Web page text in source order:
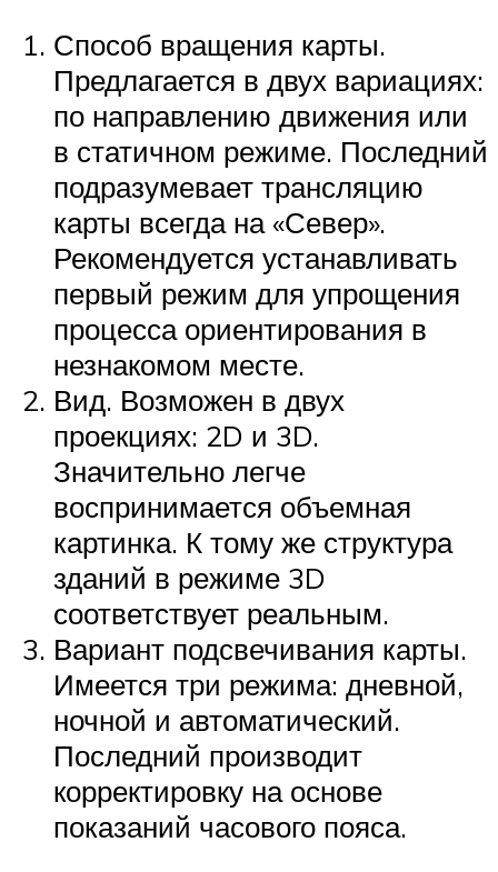
Способ вращения карты.
Предлагается в двух вариациях:
по направлению движения или
в статичном режиме. Последний
подразумевает трансляцию
карты всегда на «Север».
Рекомендуется устанавливать
первый режим для упрощения
процесса ориентирования в
незнакомом месте.
Вид. Возможен в двух
проекциях: 2D и 3D.
Значительно легче
воспринимается объемная
картинка. К тому же структура
зданий в режиме 3D
соответствует реальным.
Вариант подсвечивания карты.
Имеется три режима: дневной,
ночной и автоматический.
Последний производит
корректировку на основе
показаний часового пояса.